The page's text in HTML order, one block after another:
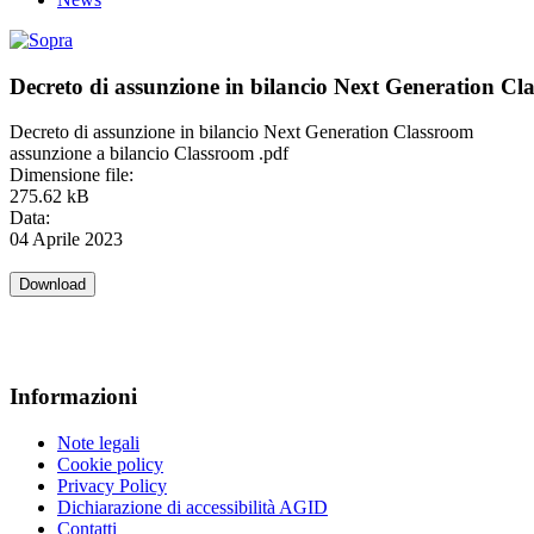
Decreto di assunzione in bilancio Next Generation
Decreto di assunzione in bilancio Next Generation Classroom
assunzione a bilancio Classroom .pdf
Dimensione file:
275.62 kB
Data:
04 Aprile 2023
Informazioni
Note legali
Cookie policy
Privacy Policy
Dichiarazione di accessibilità AGID
Contatti